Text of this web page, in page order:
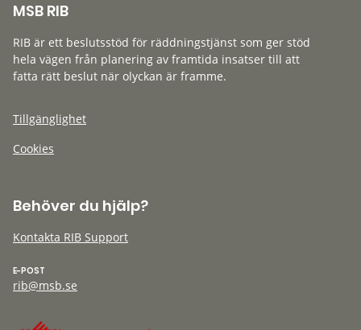
MSB RIB
RIB är ett beslutsstöd för räddningstjänst som ger stöd
hela vägen från planering av framtida insatser till att
fatta rätt beslut när olyckan är framme.
Tillgänglighet
Cookies
Behöver du hjälp?
Kontakta RIB Support
E-POST
rib@msb.se